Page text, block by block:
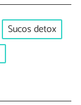
Sucos detox